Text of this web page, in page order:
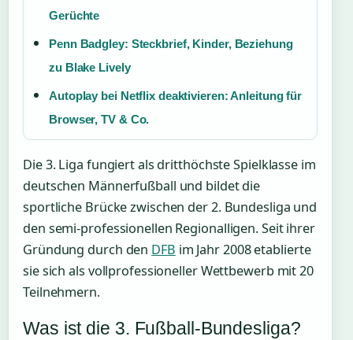
Gerüchte
Penn Badgley: Steckbrief, Kinder, Beziehung
zu Blake Lively
Autoplay bei Netflix deaktivieren: Anleitung für
Browser, TV & Co.
Die 3. Liga fungiert als dritthöchste Spielklasse im
deutschen Männerfußball und bildet die
sportliche Brücke zwischen der 2. Bundesliga und
den semi-professionellen Regionalligen. Seit ihrer
Gründung durch den DFB im Jahr 2008 etablierte
sie sich als vollprofessioneller Wettbewerb mit 20
Teilnehmern.
Was ist die 3. Fußball-Bundesliga?